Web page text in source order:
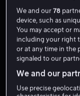
The Ice
We and our78
device, such as
You may accept or
including your right
or at any time in the
signaled to our
We and our
Use precise